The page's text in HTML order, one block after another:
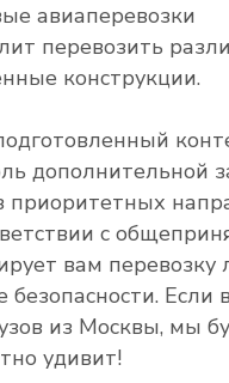
авиаперевозки
перевозить
конструкции.
дополнительной
приоритетных
с
вам перевозку
безопасности.
из Москвы, мы
удивит!